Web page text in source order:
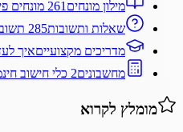
מילון מונחים 261 מונחים פיננסיים
שאלות ותשובות285 תשובות מקצועיות
מדריכים מקצועייםאיך
מחשבונים2 כלי חישוב חינמיים
מומלץ לקרוא